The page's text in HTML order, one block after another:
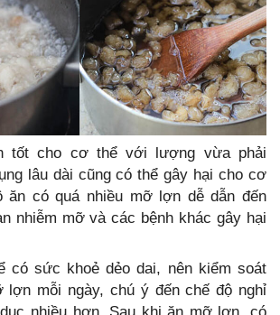
tốt cho cơ thể với lượng vừa phải
lâu dài cũng có thể gây hại cho cơ
ăn có quá nhiều mỡ lợn dễ dẫn đến
nhiễm mỡ và các bệnh khác gây hại
có sức khoẻ dẻo dai, nên kiểm soát
lợn mỗi ngày, chú ý đến chế độ nghỉ